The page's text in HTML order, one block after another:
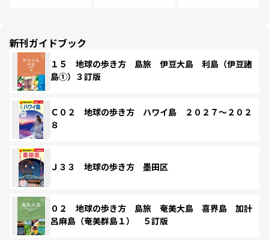
新刊ガイドブック
１５ 地球の歩き方 島旅 伊豆大島 利島（伊豆諸
島①）３訂版
Ｃ０２ 地球の歩き方 ハワイ島 ２０２７～２０２
８
Ｊ３３ 地球の歩き方 墨田区
０２ 地球の歩き方 島旅 奄美大島 喜界島 加計
呂麻島（奄美群島１） ５訂版